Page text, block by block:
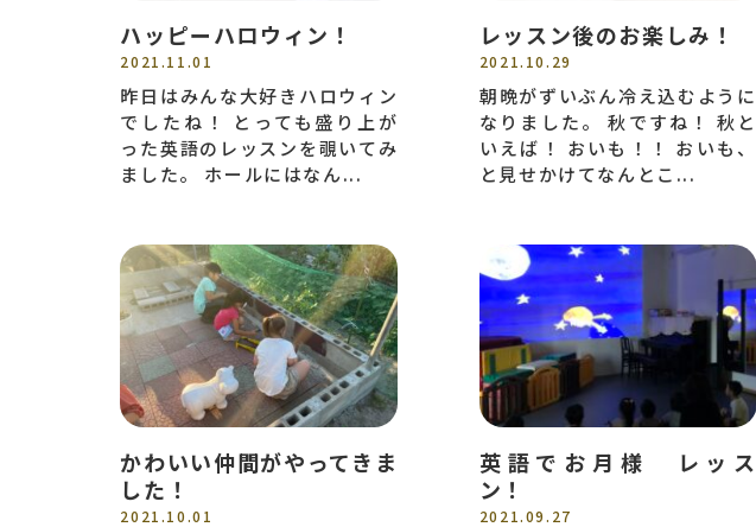
ハッピーハロウィン！
2021.11.01
昨日はみんな大好きハロウィン
でしたね！ とっても盛り上が
った英語のレッスンを覗いてみ
ました。 ホールにはなん...
レッスン後のお楽しみ！
2021.10.29
朝晩がずいぶん冷え込むように
なりました。 秋ですね！ 秋と
いえば！ おいも！！ おいも、
と見せかけてなんとこ...
かわいい仲間がやってきま
した！
2021.10.01
英語でお月様 レッス
ン！
2021.09.27